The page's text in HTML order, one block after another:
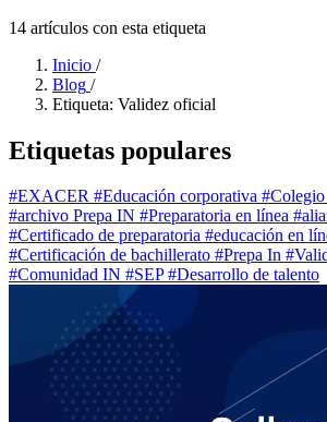
14 artículos con esta etiqueta
Inicio /
Blog /
Etiqueta: Validez oficial
Etiquetas populares
#EXACER #Educación corporativa
#archivo Prepa IN #Preparatoria en línea
#Certificado de preparatoria #educación en
#Certificación de bachillerato #Prepa In
#Comunidad IN #SEP#Desarrollo de talento